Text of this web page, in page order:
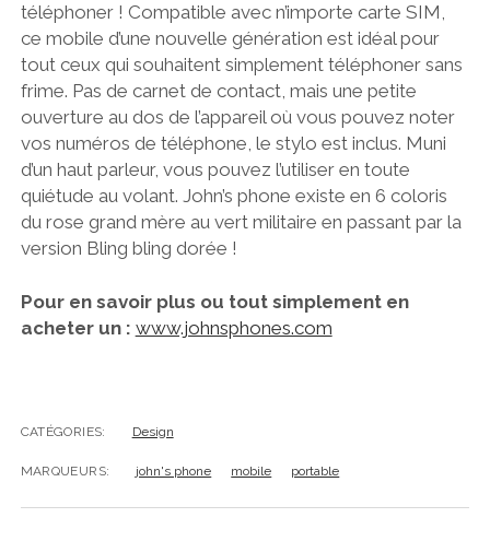
téléphoner ! Compatible avec n’importe carte SIM,
ce mobile d’une nouvelle génération est idéal pour
tout ceux qui souhaitent simplement téléphoner sans
frime. Pas de carnet de contact, mais une petite
ouverture au dos de l’appareil où vous pouvez noter
vos numéros de téléphone, le stylo est inclus. Muni
d’un haut parleur, vous pouvez l’utiliser en toute
quiétude au volant. John’s phone existe en 6 coloris
du rose grand mère au vert militaire en passant par la
version Bling bling dorée !
Pour en savoir plus ou tout simplement en
acheter un : www.johnsphones.com
CATÉGORIES: Design
MARQUEURS: john's phone mobile portable